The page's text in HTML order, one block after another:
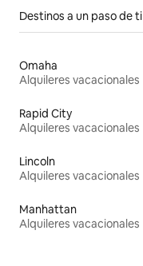
Destinos a un paso de ti
Omaha
Alquileres vacacionales
Rapid City
Alquileres vacacionales
Lincoln
Alquileres vacacionales
Manhattan
Alquileres vacacionales